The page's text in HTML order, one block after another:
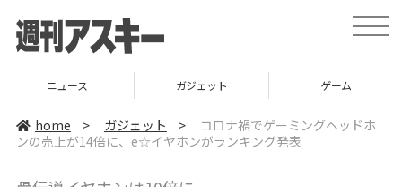
t
o
a
v
ニュース ガジェット ゲーム
home > ガジェット >
コロナ禍でゲーミングヘッドホ
ンの売上が14倍に、e☆イヤホンがランキング発表